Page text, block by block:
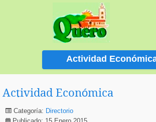
Actividad
Actividad Económica
Categoría: Directorio